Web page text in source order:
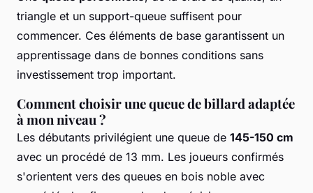
triangle et un support-queue suffisent pour
commencer. Ces éléments de base garantissent un
apprentissage dans de bonnes conditions sans
investissement trop important.
Comment choisir une queue de billard adaptée
à mon niveau ?
Les débutants privilégient une queue de 145-150 cm
avec un procédé de 13 mm. Les joueurs confirmés
s'orientent vers des queues en bois noble avec